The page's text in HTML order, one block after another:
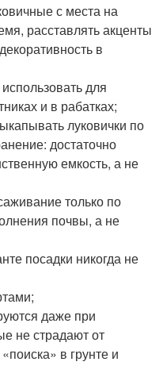
с места на
расставлять акценты
в
для
и в рабатках;
луковички по
достаточно
емкость, а не
только по
почвы, а не
посадки никогда не
даже при
не страдают от
в грунте и